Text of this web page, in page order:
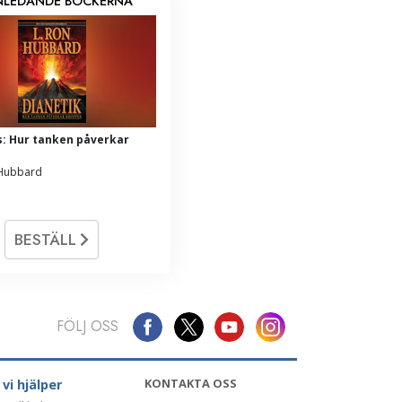
Hur tanken påverkar
BESTÄLL
FÖLJ OSS
vi hjälper
KONTAKTA OSS